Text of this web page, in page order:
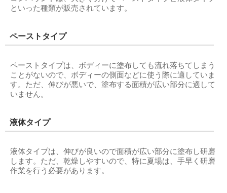
といった種類が販売されています。
ペーストタイプ
ペーストタイプは、ボディーに塗布しても流れ落ちてしまう
ことがないので、ボディーの側面などに使う際に適していま
す。ただ、伸びが悪いで、塗布する面積が広い部分に適して
いません。
液体タイプ
液体タイプは、伸びが良いので面積が広い部分に塗布し研磨
します。ただ、乾燥しやすいので、特に夏場は、手早く研磨
作業を行う必要があります。